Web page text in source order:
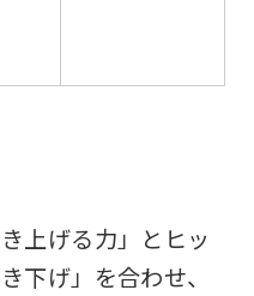
上げる力」とヒッ
下げ」を合わせ、